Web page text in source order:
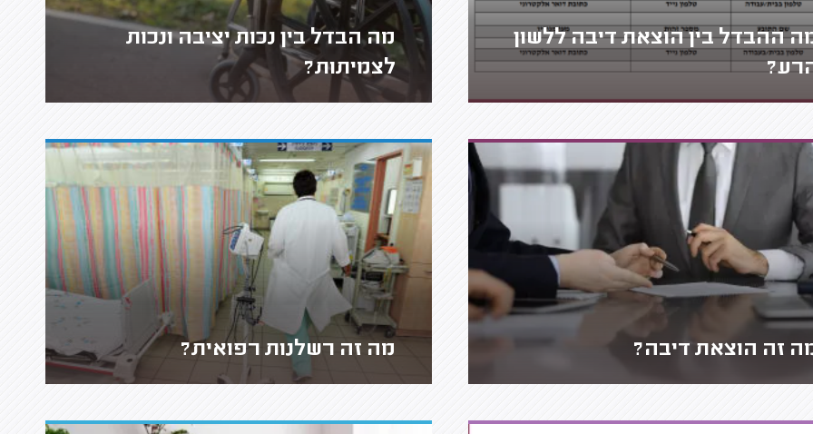
ההבדל בין הוצאת דיבה ללשון
מה הבדל בין נכות יציבה ונכות
לצמיתות?
זה הוצאת דיבה? מה זה רשלנות רפואית?